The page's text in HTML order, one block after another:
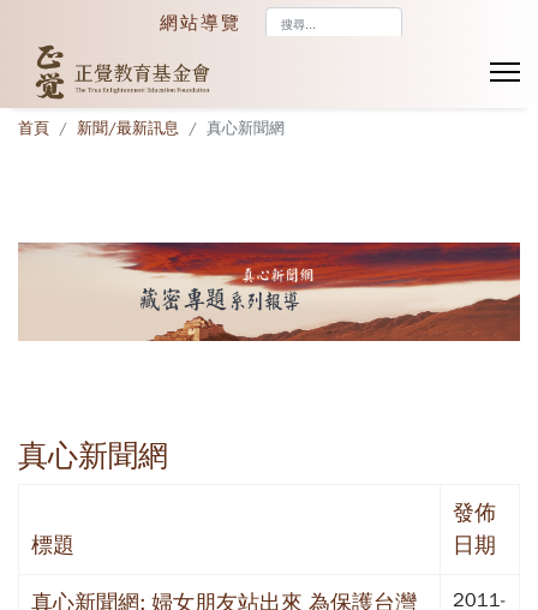
網站導覽
首頁 新聞/最新訊息 真心新聞網
真心新聞網
標題
發佈
日期
真心新聞網: 婦女朋友站出來 為保護台灣
2011-